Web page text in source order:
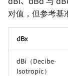
对值，但参考基
dBx
dBi（Decibe-
Isotropic）